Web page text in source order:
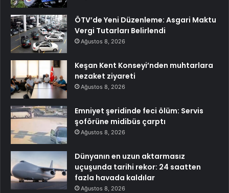
ÖTV’de Yeni Düzenleme: Asgari Maktu
Vergi Tutarları Belirlendi
Ağustos 8, 2026
Keşan Kent Konseyi’nden muhtarlara
nezaket ziyareti
Ağustos 8, 2026
Emniyet şeridinde feci ölüm: Servis
şoförüne midibüs çarptı
Ağustos 8, 2026
Dünyanın en uzun aktarmasız
uçuşunda tarihi rekor: 24 saatten
fazla havada kaldılar
Ağustos 8, 2026